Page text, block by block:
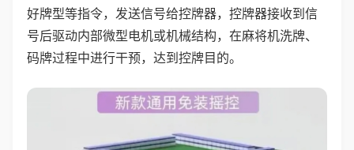
好牌型等指令，发送信号给控牌器，控牌器接收到信
号后驱动内部微型电机或机械结构，在麻将机洗牌、
码牌过程中进行干预，达到控牌目的。